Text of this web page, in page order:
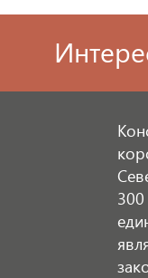
300